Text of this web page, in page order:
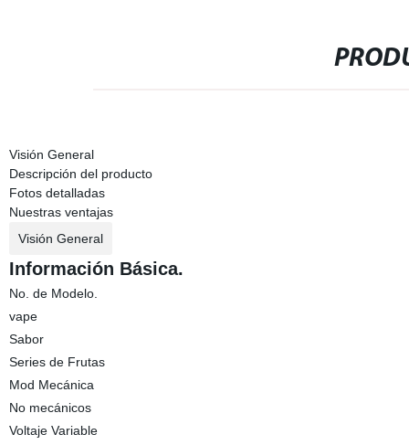
Visión General
Descripción del producto
Fotos detalladas
Nuestras ventajas
Visión General
Información Básica.
No. de Modelo.
vape
Sabor
Series de Frutas
Mod Mecánica
No mecánicos
Voltaje Variable